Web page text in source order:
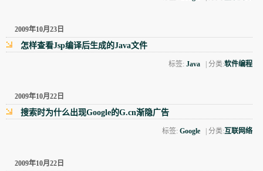
2009年10月23日
怎样查看Jsp编译后生成的Java文件
标签:Java | 分类:软件编程
2009年10月22日
搜索时为什么出现Google的G.cn渐隐广告
标签:Google | 分类:互联网络
2009年10月22日